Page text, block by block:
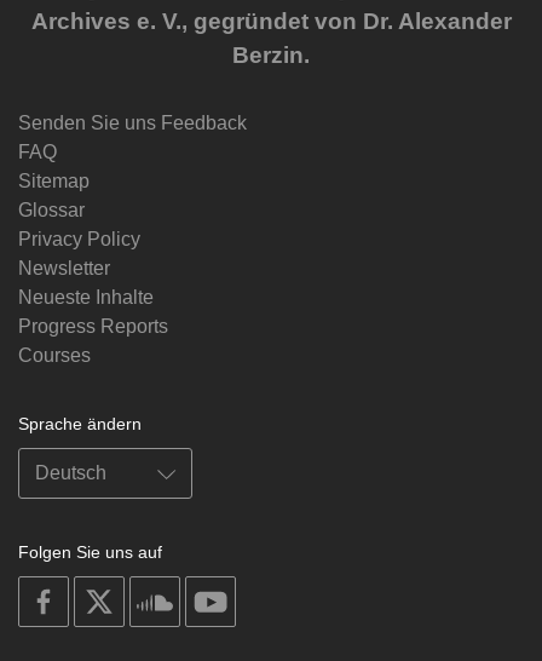
Archives e. V., gegründet von Dr. Alexander
Berzin.
Senden Sie uns Feedback
FAQ
Sitemap
Glossar
Privacy Policy
Newsletter
Neueste Inhalte
Progress Reports
Courses
Sprache ändern
Folgen Sie uns auf
on
facebook
soundcloud